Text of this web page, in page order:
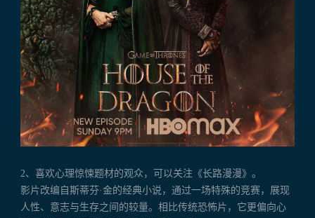
2、喜欢心理惊悚题材的观众，可以关注《长路漫漫》。
影片改编自斯蒂芬·金的经典小说，通过一场特殊的竞赛，展现
人性、意志与生存之间的较量。相比传统恐怖片，它更偏向心